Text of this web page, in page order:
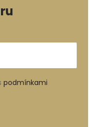
podmínkami